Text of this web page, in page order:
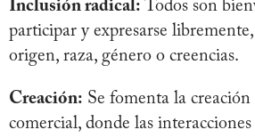
Inclusión radical: Todos son
participar y expresarse
origen, raza, género o creencias.
Creación: Se fomenta la
comercial, donde las